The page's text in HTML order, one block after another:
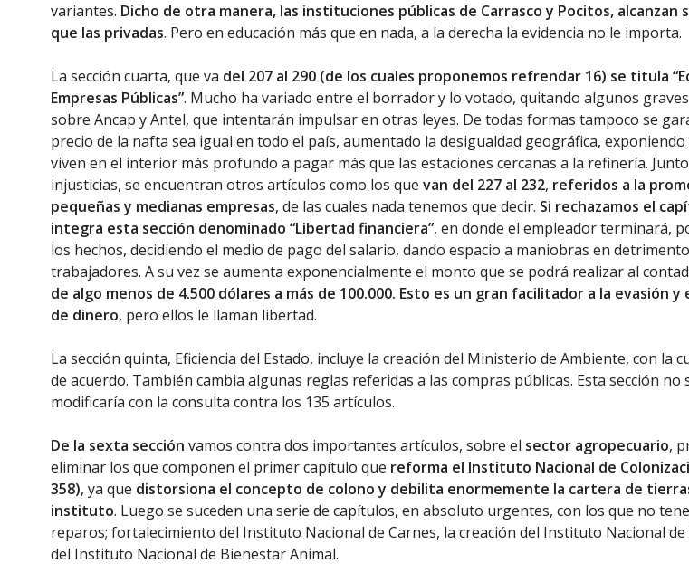
variantes. Dicho de otra manera, las instituciones públicas de Carrasco y Pocitos, alcanzan
que las privadas. Pero en educación más que en nada, a la derecha la evidencia no le importa.
La sección cuarta, que va del 207 al 290 (de los cuales proponemos refrendar 16) se titula
Empresas Públicas”. Mucho ha variado entre el borrador y lo votado, quitando algunos
sobre Ancap y Antel, que intentarán impulsar en otras leyes. De todas formas tampoco se
precio de la nafta sea igual en todo el país, aumentado la desigualdad geográfica, exponiendo
viven en el interior más profundo a pagar más que las estaciones cercanas a la refinería.
injusticias, se encuentran otros artículos como los que van del 227 al 232, referidos a la
pequeñas y medianas empresas, de las cuales nada tenemos que decir. Si rechazamos el
integra esta sección denominado “Libertad financiera”, en donde el empleador terminará,
los hechos, decidiendo el medio de pago del salario, dando espacio a maniobras en
trabajadores. A su vez se aumenta exponencialmente el monto que se podrá realizar al
de algo menos de 4.500 dólares a más de 100.000. Esto es un gran facilitador a la evasión y
de dinero, pero ellos le llaman libertad.
La sección quinta, Eficiencia del Estado, incluye la creación del Ministerio de Ambiente, con la
de acuerdo. También cambia algunas reglas referidas a las compras públicas. Esta sección no
modificaría con la consulta contra los 135 artículos.
De la sexta sección vamos contra dos importantes artículos, sobre el sector agropecuario,
eliminar los que componen el primer capítulo que reforma el Instituto Nacional de
358), ya que distorsiona el concepto de colono y debilita enormemente la cartera de
instituto. Luego se suceden una serie de capítulos, en absoluto urgentes, con los que no
reparos; fortalecimiento del Instituto Nacional de Carnes, la creación del Instituto Nacional
del Instituto Nacional de Bienestar Animal.